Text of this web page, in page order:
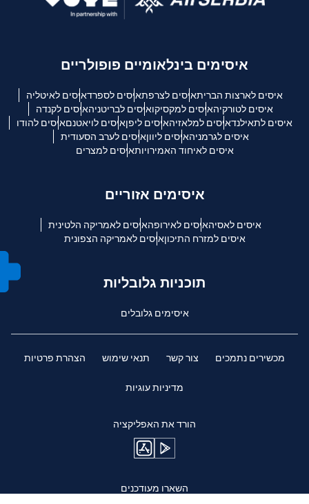
איסימים בינלאומיים פופולריים
איסים לארצות הבריתאיסים לצרפתאיסים לספרדאיסים לאיטליה
איסים לטורקיהאיסים למקסיקואיסים לבריטניהאיסים לקנדה
איסים לתאילנדאיסים למלאזיהאיסים ליפןאיסים לויאטנםאיסים להודו
איסים לגרמניהאיסים ליווןאיסים לערב הסעודית
איסים לאיחוד האמירויותאיסים למצרים
איסימים אזוריים
איסים לאסיהאיסים לאירופהאיסים לאמריקה הלטינית
איסים למזרח התיכוןאיסים לאמריקה הצפונית
תוכניות גלובליות
איסימים גלובלים
מכשירים נתמכים צור קשר תנאי שימוש הצהרת פרטיות
מדיניות עוגיות
הורד את האפליקציה
השארו מעודכנים